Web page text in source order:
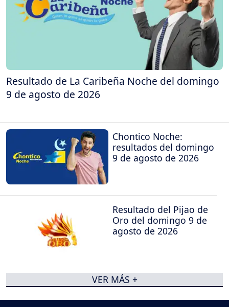
Resultado de La Caribeña Noche del domingo
9 de agosto de 2026
Chontico Noche:
resultados del domingo
9 de agosto de 2026
Resultado del Pijao de
Oro del domingo 9 de
agosto de 2026
VER MÁS +